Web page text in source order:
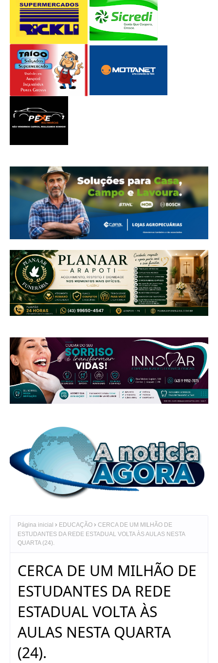
Página inicial EDUCAÇÃO
CERCA DE UM MILHÃO DE
ESTUDANTES DA REDE ESTADUAL VOLTA ÀS AULAS NESTA
QUARTA (24).
CERCA DE UM MILHÃO DE
ESTUDANTES DA REDE
ESTADUAL VOLTA ÀS
AULAS NESTA QUARTA
(24).